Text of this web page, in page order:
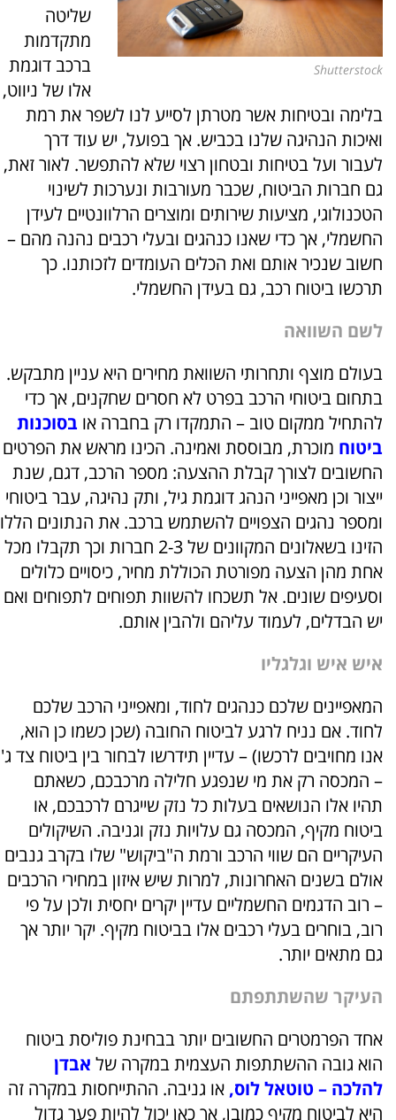
Shutterstock
שליטה
מתקדמות
ברכב דוגמת
אלו של ניווט,
בלימה ובטיחות אשר מטרתן לסייע לנו לשפר את רמת
ואיכות הנהיגה שלנו בכביש. אך בפועל, יש עוד דרך
לעבור ועל בטיחות ובטחון רצוי שלא להתפשר. לאור זאת,
גם חברות הביטוח, שכבר מעורבות ונערכות לשינוי
הטכנולוגי, מציעות שירותים ומוצרים הרלוונטיים לעידן
החשמלי, אך כדי שאנו כנהגים ובעלי רכבים נהנה מהם –
חשוב שנכיר אותם ואת הכלים העומדים לזכותנו. כך
תרכשו ביטוח רכב, גם בעידן החשמלי.
לשם השוואה
בעולם מוצף ותחרותי השוואת מחירים היא עניין מתבקש.
בתחום ביטוחי הרכב בפרט לא חסרים שחקנים, אך כדי
להתחיל ממקום טוב – התמקדו רק בחברה או בסוכנות
ביטוח מוכרת, מבוססת ואמינה. הכינו מראש את הפרטים
החשובים לצורך קבלת ההצעה: מספר הרכב, דגם, שנת
ייצור וכן מאפייני הנהג דוגמת גיל, ותק נהיגה, עבר ביטוחי
ומספר נהגים הצפויים להשתמש ברכב. את הנתונים הללו
הזינו בשאלונים המקוונים של 2-3 חברות וכך תקבלו מכל
אחת מהן הצעה מפורטת הכוללת מחיר, כיסויים כלולים
וסעיפים שונים. אל תשכחו להשוות תפוחים לתפוחים ואם
יש הבדלים, לעמוד עליהם ולהבין אותם.
איש איש וגלגליו
המאפיינים שלכם כנהגים לחוד, ומאפייני הרכב שלכם
לחוד. אם נניח לרגע לביטוח החובה (שכן כשמו כן הוא,
אנו מחויבים לרכשו) – עדיין תידרשו לבחור בין ביטוח צד ג'
– המכסה רק את מי שנפגע חלילה מרכבכם, כשאתם
תהיו אלו הנושאים בעלות כל נזק שייגרם לרכבכם, או
ביטוח מקיף, המכסה גם עלויות נזק וגניבה. השיקולים
העיקריים הם שווי הרכב ורמת ה"ביקוש" שלו בקרב גנבים
אולם בשנים האחרונות, למרות שיש איזון במחירי הרכבים
– רוב הדגמים החשמליים עדיין יקרים יחסית ולכן על פי
רוב, בוחרים בעלי רכבים אלו בביטוח מקיף. יקר יותר אך
גם מתאים יותר.
העיקר שהשתתפתם
אחד הפרמטרים החשובים יותר בבחינת פוליסת ביטוח
הוא גובה ההשתתפות העצמית במקרה של אבדן
להלכה – טוטאל לוס, או גניבה. ההתייחסות במקרה זה
היא לביטוח מקיף כמובן, אך כאן יכול להיות פער גדול